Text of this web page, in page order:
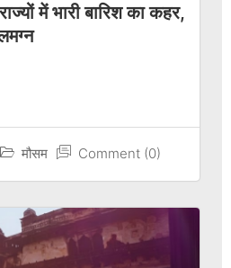
में भारी बारिश का कहर,
मौसम Comment (0)